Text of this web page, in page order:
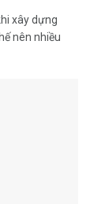
xây dựng
nên nhiều